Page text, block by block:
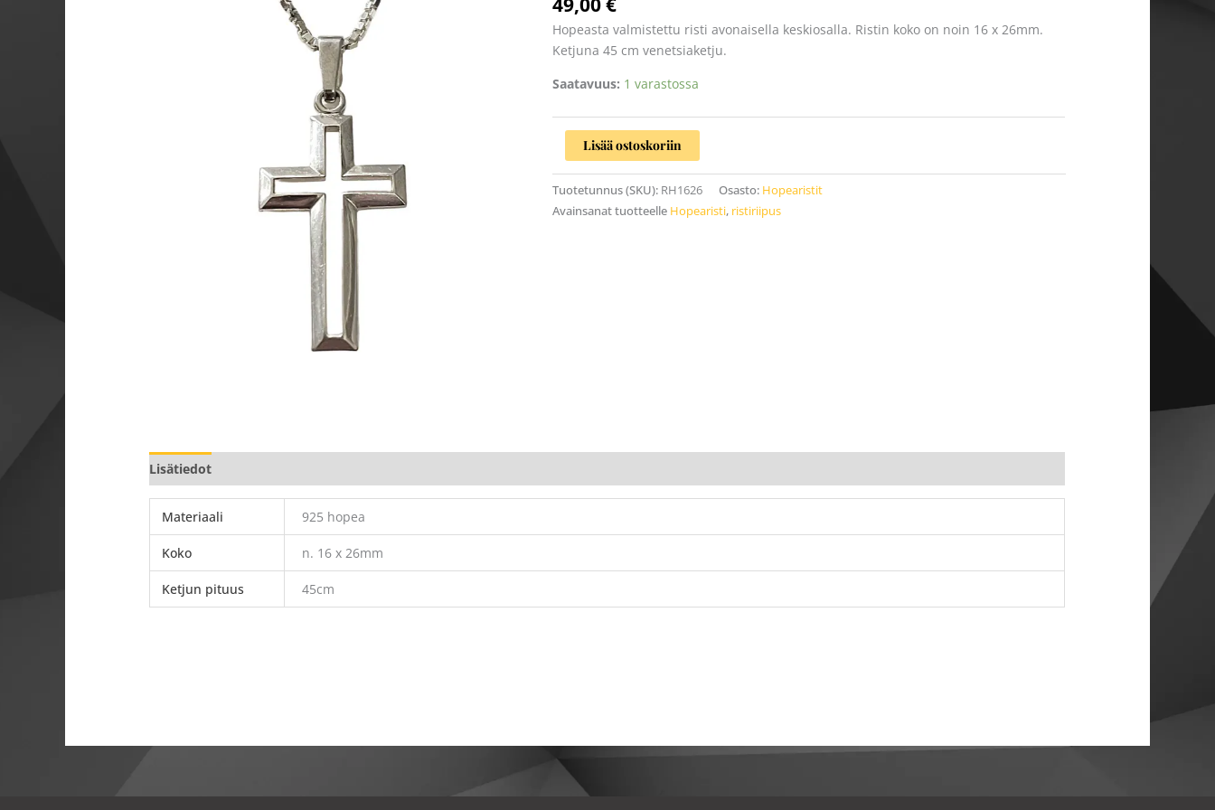
Hopeasta valmistettu risti avonaisella keskiosalla. Ristin koko on noin 16 x 26mm.
Ketjuna 45 cm venetsiaketju.
Saatavuus: 1 varastossa
Lisää ostoskoriin
Tuotetunnus (SKU): RH1626 Osasto: Hopearistit
Avainsanat tuotteelle Hopearisti, ristiriipus
Lisätiedot
Materiaali 925 hopea
Koko n. 16 x 26mm
Ketjun pituus 45cm